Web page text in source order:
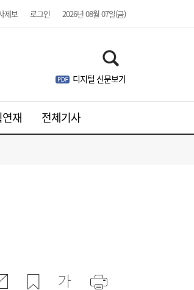
제보 로그인 2026년 08월 07일(금)
디지털 신문보기
재 전체기사
스트 10위